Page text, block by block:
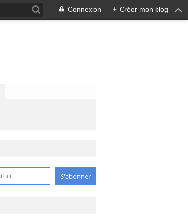
Connexion + Créer mon blog